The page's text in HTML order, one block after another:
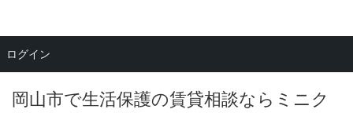
岡山市で生活保護の賃貸相談ならミニク
メニュー
ログイン